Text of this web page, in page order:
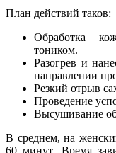
План действий таков:
Обработка
тоником.
Разогрев и
направлении
Резкий отрыв
Проведение
Высушивание
В среднем, на